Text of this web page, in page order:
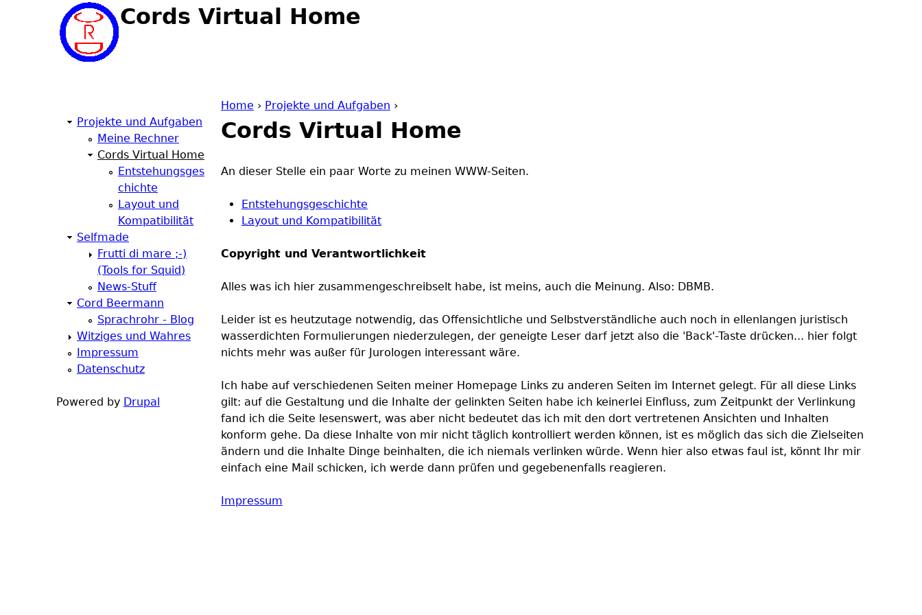
Cords Virtual Home
Y
o
r
e
h
e
r
e
Home › Projekte und Aufgaben ›
Cords Virtual Home
An dieser Stelle ein paar Worte zu meinen WWW-Seiten.
Entstehungsgeschichte
Layout und Kompatibilität
Copyright und Verantwortlichkeit
Alles was ich hier zusammengeschreibselt habe, ist meins, auch die Meinung. Also: DBMB.
Leider ist es heutzutage notwendig, das Offensichtliche und Selbstverständliche auch noch in ellenlangen juristisch
wasserdichten Formulierungen niederzulegen, der geneigte Leser darf jetzt also die 'Back'-Taste drücken... hier folgt
nichts mehr was außer für Jurologen interessant wäre.
Ich habe auf verschiedenen Seiten meiner Homepage Links zu anderen Seiten im Internet gelegt. Für all diese Links
gilt: auf die Gestaltung und die Inhalte der gelinkten Seiten habe ich keinerlei Einfluss, zum Zeitpunkt der Verlinkung
fand ich die Seite lesenswert, was aber nicht bedeutet das ich mit den dort vertretenen Ansichten und Inhalten
konform gehe. Da diese Inhalte von mir nicht täglich kontrolliert werden können, ist es möglich das sich die Zielseiten
ändern und die Inhalte Dinge beinhalten, die ich niemals verlinken würde. Wenn hier also etwas faul ist, könnt Ihr mir
einfach eine Mail schicken, ich werde dann prüfen und gegebenenfalls reagieren.
Impressum
Projekte und Aufgaben
Meine Rechner
Cords Virtual Home
Entstehungsges
chichte
Layout und
Kompatibilität
Selfmade
Frutti di mare ;-)
(Tools for Squid)
News-Stuff
Cord Beermann
Sprachrohr - Blog
Witziges und Wahres
Impressum
Datenschutz
Powered by Drupal